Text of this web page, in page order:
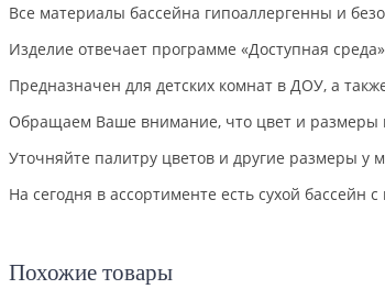
Все материалы бассейна гипоаллергенны и
Изделие отвечает программе «Доступная
Предназначен для детских комнат в ДОУ, а
Обращаем Ваше внимание, что цвет и размеры
Уточняйте палитру цветов и другие размеры у
На сегодня в ассортименте есть сухой
Похожие товары